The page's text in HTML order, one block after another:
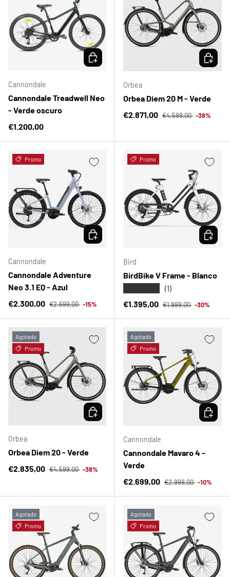
Cannondale
Cannondale Treadwell Neo
- Verde oscuro
Precio normal
€1.200,00
ELEGIR OPCIONES
Orbea
Orbea Diem 20 M - Verde
Precio de venta
€2.871,00 Precio normal
€4.599,00 -38%
ELEGIR
Promo
Cannondale
Cannondale Adventure
Neo 3.1 EQ - Azul
Precio de venta
€2.300,00 Precio normal
€2.699,00 -15%
ELEGIR OPCIONES
Promo
Bird
BirdBike V Frame - Blanco
(1)
Precio de venta
€1.395,00 Precio normal
€1.999,00 -30%
ELEGIR
Agotado
Promo
Orbea
Orbea Diem 20 - Verde
Precio de venta
€2.835,00 Precio normal
€4.599,00 -38%
ELEGIR OPCIONES
Agotado
Promo
Cannondale
Cannondale Mavaro 4 -
Verde
Precio de venta
€2.699,00 Precio normal
€2.999,00 -10%
ELEGIR
Agotado
Promo
Agotado
Promo